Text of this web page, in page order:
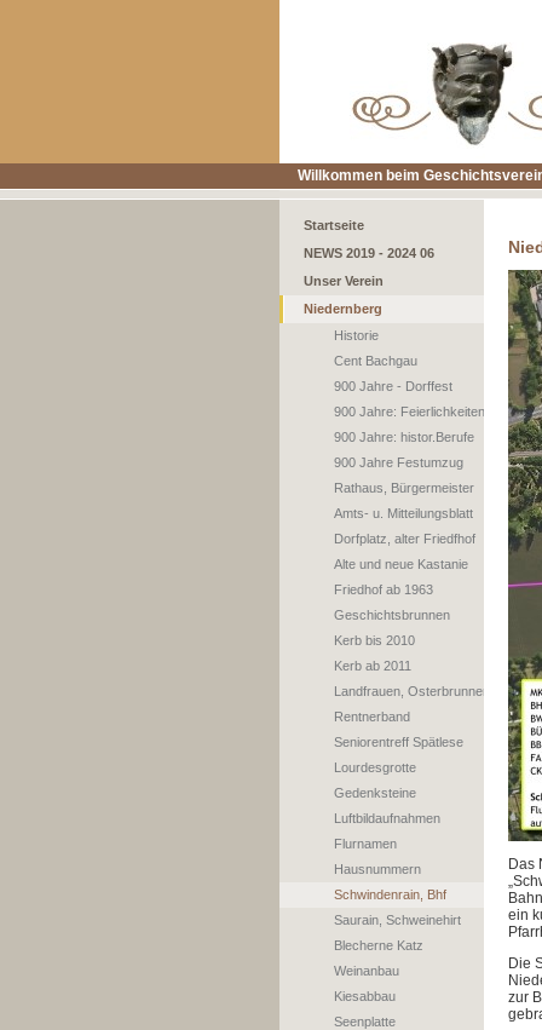
Willkommen beim
Startseite
NEWS 2019 - 2024 06
Unser Verein
Niedernberg
Historie
Cent Bachgau
900 Jahre - Dorffest
900 Jahre: Feierlichkeiten
900 Jahre: histor.Berufe
900 Jahre Festumzug
Rathaus, Bürgermeister
Amts- u. Mitteilungsblatt
Dorfplatz, alter Friedfhof
Alte und neue Kastanie
Friedhof ab 1963
Geschichtsbrunnen
Kerb bis 2010
Kerb ab 2011
Landfrauen, Osterbrunnen
Rentnerband
Seniorentreff Spätlese
Lourdesgrotte
Gedenksteine
Luftbildaufnahmen
Flurnamen
Hausnummern
Schwindenrain, Bhf
Saurain, Schweinehirt
Blecherne Katz
Weinanbau
Kiesabbau
Seenplatte
Das
ein
Die
zur